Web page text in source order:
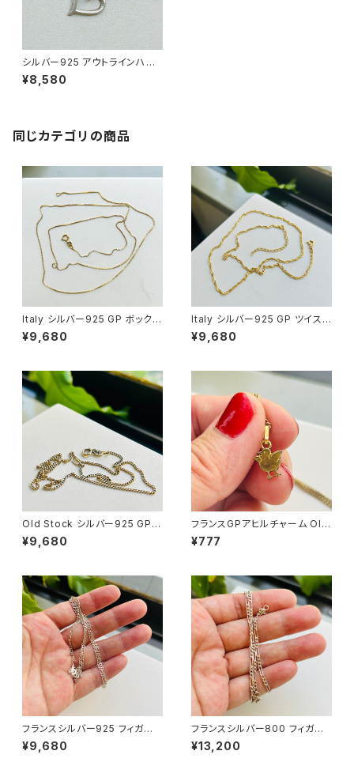
シルバー925 アウトラインハー
トネックレス（45.5cm）
¥8,580
同じカテゴリの商品
Italy シルバー925 GP ボックス
チェーン（76cm）
¥9,680
Italy シルバー925 GP ツイスト
チェーン（45.5cm）
¥9,680
Old Stock シルバー925 GP
ショートチェーン
¥9,680
フランスGPアヒルチャーム Old
Stock GPチェーンネックレス
（37cm）
¥777
フランスシルバー925 フィガロ
チェーン（45cm）
¥9,680
フランスシルバー800 フィガロ
チェーン（40.5cm）
¥13,200